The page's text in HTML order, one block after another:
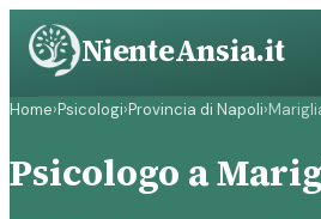
Vai
contenuto
NienteAnsia.it
Home›Psicologi›Provincia di Napoli›
Psicologo a